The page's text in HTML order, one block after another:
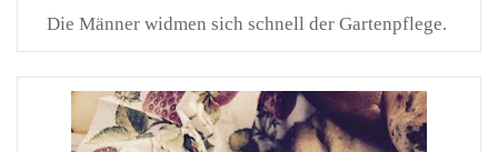
Die Männer widmen sich schnell der Gartenpflege.